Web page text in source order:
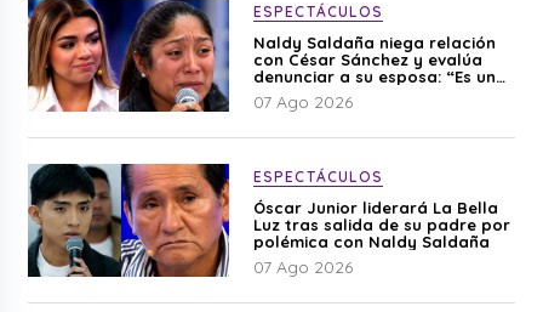
ESPECTÁCULOS
Naldy Saldaña niega relación
con César Sánchez y evalúa
denunciar a su esposa: “Es una
difamación”
07 Ago 2026
ESPECTÁCULOS
Óscar Junior liderará La Bella
Luz tras salida de su padre por
polémica con Naldy Saldaña
07 Ago 2026